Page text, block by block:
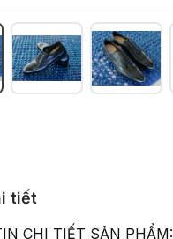
tiết
CHI TIẾT SẢN PHẨM: